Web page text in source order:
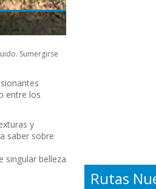
Sumergirse
entre los
y
saber sobre
singular belleza
Rutas